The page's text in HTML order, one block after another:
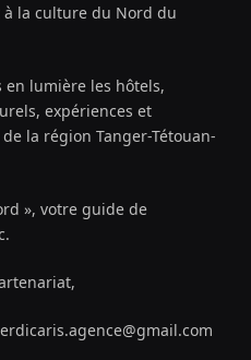
la culture du Nord du
en lumière les hôtels,
expériences et
la région Tanger-Tétouan-
», votre guide de